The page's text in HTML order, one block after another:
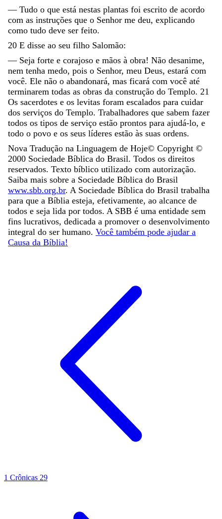
— Tudo o que está nestas plantas foi escrito de acordo
com as instruções que o Senhor me deu, explicando
como tudo deve ser feito.
20 E disse ao seu filho Salomão:
— Seja forte e corajoso e mãos à obra! Não desanime,
nem tenha medo, pois o Senhor, meu Deus, estará com
você. Ele não o abandonará, mas ficará com você até
terminarem todas as obras da construção do Templo. 21
Os sacerdotes e os levitas foram escalados para cuidar
dos serviços do Templo. Trabalhadores que sabem fazer
todos os tipos de serviço estão prontos para ajudá-lo, e
todo o povo e os seus líderes estão às suas ordens.
Nova Tradução na Linguagem de Hoje© Copyright ©
2000 Sociedade Bíblica do Brasil. Todos os direitos
reservados. Texto bíblico utilizado com autorização.
Saiba mais sobre a Sociedade Bíblica do Brasil
www.sbb.org.br. A Sociedade Bíblica do Brasil trabalha
para que a Bíblia esteja, efetivamente, ao alcance de
todos e seja lida por todos. A SBB é uma entidade sem
fins lucrativos, dedicada a promover o desenvolvimento
integral do ser humano. Você também pode ajudar a
Causa da Bíblia!
1 Crônicas 29